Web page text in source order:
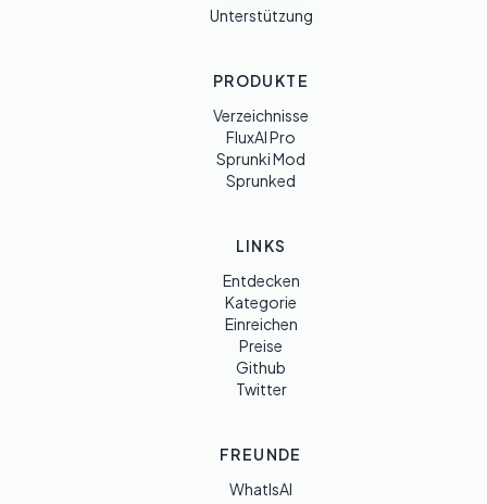
Unterstützung
PRODUKTE
Verzeichnisse
FluxAI Pro
Sprunki Mod
Sprunked
LINKS
Entdecken
Kategorie
Einreichen
Preise
Github
Twitter
FREUNDE
WhatIsAI